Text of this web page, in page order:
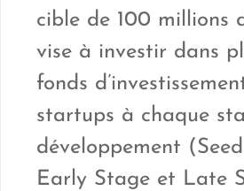
cible de 100 millions
vise à investir dans
fonds
startups à chaque
développement
Early Stage et Late